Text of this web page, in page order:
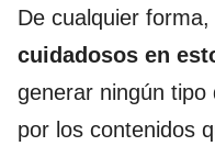
De cualquier forma,
cuidadosos en
generar ningún tipo
por los contenidos